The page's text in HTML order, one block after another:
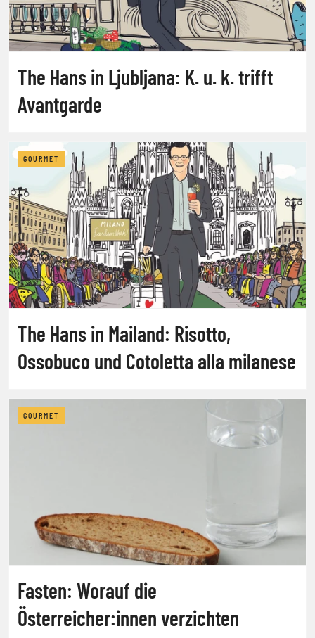
The Hans in Ljubljana: K. u. k. trifft
Avantgarde
GOURMET
The Hans in Mailand: Risotto,
Ossobuco und Cotoletta alla milanese
GOURMET
Fasten: Worauf die
Österreicher:innen verzichten